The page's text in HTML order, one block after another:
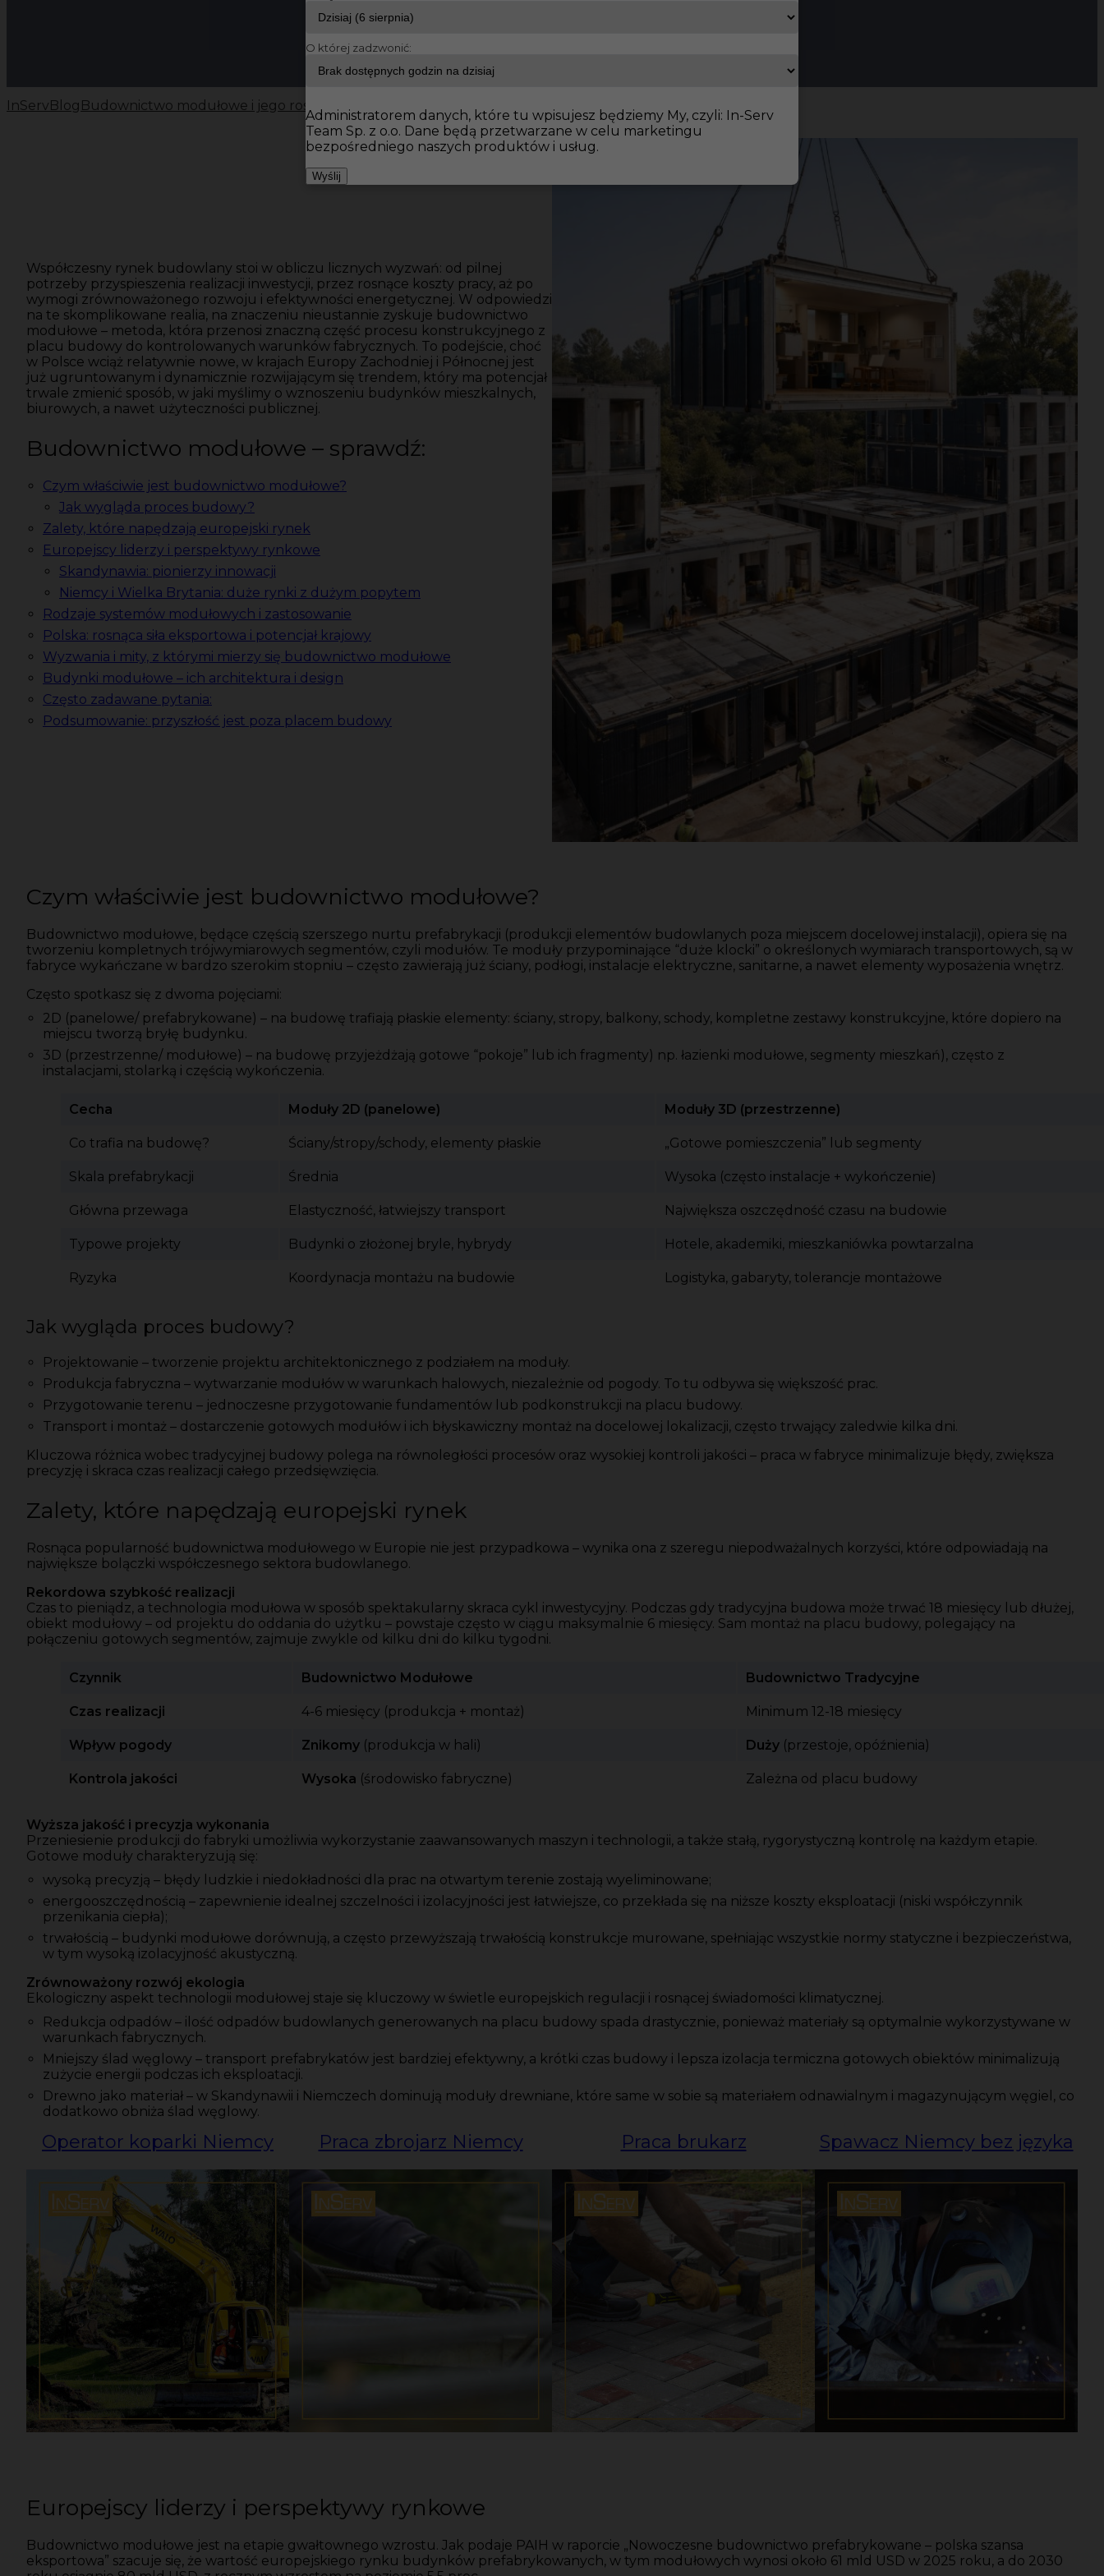
InServ Blog Budownictwo modułowe i jego rosnąca popularność w Europie
Współczesny rynek budowlany stoi w obliczu licznych wyzwań: od pilnej
potrzeby przyspieszenia realizacji inwestycji, przez rosnące koszty pracy, aż po
wymogi zrównoważonego rozwoju i efektywności energetycznej. W odpowiedzi
na te skomplikowane realia, na znaczeniu nieustannie zyskuje budownictwo
modułowe – metoda, która przenosi znaczną część procesu konstrukcyjnego z
placu budowy do kontrolowanych warunków fabrycznych. To podejście, choć
w Polsce wciąż relatywnie nowe, w krajach Europy Zachodniej i Północnej jest
już ugruntowanym i dynamicznie rozwijającym się trendem, który ma potencjał
trwale zmienić sposób, w jaki myślimy o wznoszeniu budynków mieszkalnych,
biurowych, a nawet użyteczności publicznej.
Budownictwo modułowe – sprawdź:
Czym właściwie jest budownictwo modułowe?
Jak wygląda proces budowy?
Zalety, które napędzają europejski rynek
Europejscy liderzy i perspektywy rynkowe
Skandynawia: pionierzy innowacji
Niemcy i Wielka Brytania: duże rynki z dużym popytem
Rodzaje systemów modułowych i zastosowanie
Polska: rosnąca siła eksportowa i potencjał krajowy
Wyzwania i mity, z którymi mierzy się budownictwo modułowe
Budynki modułowe – ich architektura i design
Często zadawane pytania:
Podsumowanie: przyszłość jest poza placem budowy
Czym właściwie jest budownictwo modułowe?
Budownictwo modułowe, będące częścią szerszego nurtu prefabrykacji (produkcji elementów budowlanych poza miejscem docelowej instalacji), opiera się na
tworzeniu kompletnych trójwymiarowych segmentów, czyli modułów. Te moduły przypominające “duże klocki” o określonych wymiarach transportowych, są w
fabryce wykańczane w bardzo szerokim stopniu – często zawierają już ściany, podłogi, instalacje elektryczne, sanitarne, a nawet elementy wyposażenia wnętrz.
Często spotkasz się z dwoma pojęciami:
2D (panelowe/ prefabrykowane) – na budowę trafiają płaskie elementy: ściany, stropy, balkony, schody, kompletne zestawy konstrukcyjne, które dopiero na
miejscu tworzą bryłę budynku.
3D (przestrzenne/ modułowe) – na budowę przyjeżdżają gotowe “pokoje” lub ich fragmenty) np. łazienki modułowe, segmenty mieszkań), często z
instalacjami, stolarką i częścią wykończenia.
Cecha Moduły 2D (panelowe) Moduły 3D (przestrzenne)
Co trafia na budowę? Ściany/stropy/schody, elementy płaskie „Gotowe pomieszczenia” lub segmenty
Skala prefabrykacji Średnia Wysoka (często instalacje + wykończenie)
Główna przewaga Elastyczność, łatwiejszy transport Największa oszczędność czasu na budowie
Typowe projekty Budynki o złożonej bryle, hybrydy Hotele, akademiki, mieszkaniówka powtarzalna
Ryzyka Koordynacja montażu na budowie Logistyka, gabaryty, tolerancje montażowe
Jak wygląda proces budowy?
Projektowanie – tworzenie projektu architektonicznego z podziałem na moduły.
Produkcja fabryczna – wytwarzanie modułów w warunkach halowych, niezależnie od pogody. To tu odbywa się większość prac.
Przygotowanie terenu – jednoczesne przygotowanie fundamentów lub podkonstrukcji na placu budowy.
Transport i montaż – dostarczenie gotowych modułów i ich błyskawiczny montaż na docelowej lokalizacji, często trwający zaledwie kilka dni.
Kluczowa różnica wobec tradycyjnej budowy polega na równoległości procesów oraz wysokiej kontroli jakości – praca w fabryce minimalizuje błędy, zwiększa
precyzję i skraca czas realizacji całego przedsięwzięcia.
Zalety, które napędzają europejski rynek
Rosnąca popularność budownictwa modułowego w Europie nie jest przypadkowa – wynika ona z szeregu niepodważalnych korzyści, które odpowiadają na
największe bolączki współczesnego sektora budowlanego.
Rekordowa szybkość realizacji
Czas to pieniądz, a technologia modułowa w sposób spektakularny skraca cykl inwestycyjny. Podczas gdy tradycyjna budowa może trwać 18 miesięcy lub dłużej,
obiekt modułowy – od projektu do oddania do użytku – powstaje często w ciągu maksymalnie 6 miesięcy. Sam montaż na placu budowy, polegający na
połączeniu gotowych segmentów, zajmuje zwykle od kilku dni do kilku tygodni.
Czynnik Budownictwo Modułowe Budownictwo Tradycyjne
Czas realizacji 4-6 miesięcy (produkcja + montaż) Minimum 12-18 miesięcy
Wpływ pogody Znikomy (produkcja w hali) Duży (przestoje, opóźnienia)
Kontrola jakości Wysoka (środowisko fabryczne) Zależna od placu budowy
Wyższa jakość i precyzja wykonania
Przeniesienie produkcji do fabryki umożliwia wykorzystanie zaawansowanych maszyn i technologii, a także stałą, rygorystyczną kontrolę na każdym etapie.
Gotowe moduły charakteryzują się:
wysoką precyzją – błędy ludzkie i niedokładności dla prac na otwartym terenie zostają wyeliminowane;
energooszczędnością – zapewnienie idealnej szczelności i izolacyjności jest łatwiejsze, co przekłada się na niższe koszty eksploatacji (niski współczynnik
przenikania ciepła);
trwałością – budynki modułowe dorównują, a często przewyższają trwałością konstrukcje murowane, spełniając wszystkie normy statyczne i bezpieczeństwa,
w tym wysoką izolacyjność akustyczną.
Zrównoważony rozwój ekologia
Ekologiczny aspekt technologii modułowej staje się kluczowy w świetle europejskich regulacji i rosnącej świadomości klimatycznej.
Redukcja odpadów – ilość odpadów budowlanych generowanych na placu budowy spada drastycznie, ponieważ materiały są optymalnie wykorzystywane w
warunkach fabrycznych.
Mniejszy ślad węglowy – transport prefabrykatów jest bardziej efektywny, a krótki czas budowy i lepsza izolacja termiczna gotowych obiektów minimalizują
zużycie energii podczas ich eksploatacji.
Drewno jako materiał – w Skandynawii i Niemczech dominują moduły drewniane, które same w sobie są materiałem odnawialnym i magazynującym węgiel, co
dodatkowo obniża ślad węglowy.
Operator koparki Niemcy Praca zbrojarz Niemcy Praca brukarz Spawacz Niemcy bez języka
Europejscy liderzy i perspektywy rynkowe
Budownictwo modułowe jest na etapie gwałtownego wzrostu. Jak podaje PAIH w raporcie „Nowoczesne budownictwo prefabrykowane – polska szansa
eksportowa” szacuje się, że wartość europejskiego rynku budynków prefabrykowanych, w tym modułowych wynosi około 61 mld USD w 2025 roku, a do 2030
O której zadzwonić:
Administratorem danych, które tu wpisujesz będziemy My, czyli: In-Serv
Team Sp. z o.o. Dane będą przetwarzane w celu marketingu
bezpośredniego naszych produktów i usług.
Wyślij